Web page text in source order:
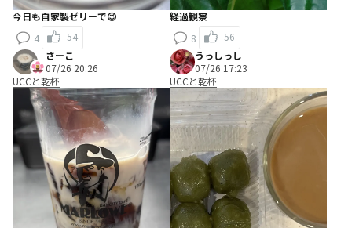
今日も自家製ゼリーで😉
4
54
経過観察
8
56
さーこ
07/26 20:26
UCCと乾杯
うっしっし
07/26 17:23
UCCと乾杯